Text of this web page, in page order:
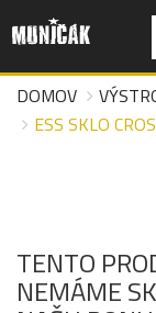
DOMOV
ESS SKLO
TENTO
NEMÁME